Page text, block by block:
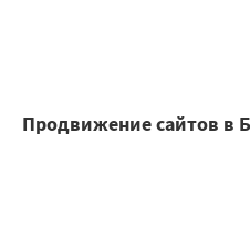
Продвижение сайтов в